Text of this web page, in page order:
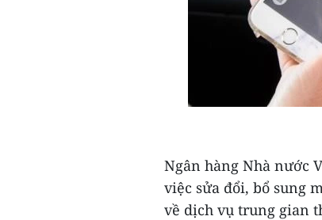
Ngân hàng Nhà nước
việc sửa đổi, bổ sung
về dịch vụ trung gian